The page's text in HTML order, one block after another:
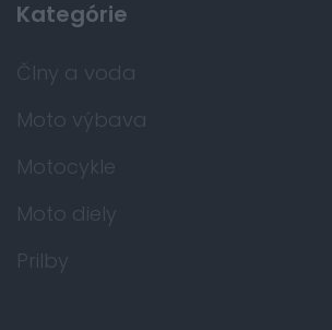
Kategórie
Člny a voda
Moto výbava
Motocykle
Moto diely
Prilby